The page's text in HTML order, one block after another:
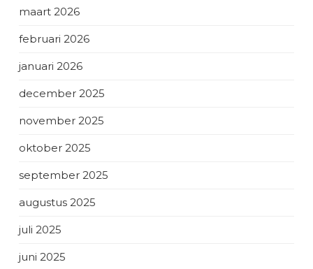
maart 2026
februari 2026
januari 2026
december 2025
november 2025
oktober 2025
september 2025
augustus 2025
juli 2025
juni 2025